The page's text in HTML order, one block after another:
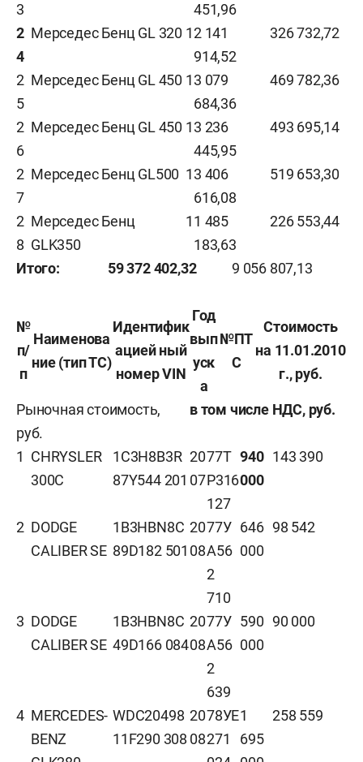
3
451,96
2
4
Мерседес Бенц GL 320 12 141
914,52
326 732,72
2
5
Мерседес Бенц GL 450 13 079
684,36
469 782,36
2
6
Мерседес Бенц GL 450 13 236
445,95
493 695,14
2
7
Мерседес Бенц GL500 13 406
616,08
519 653,30
2
8
Мерседес Бенц
GLK350
11 485
183,63
226 553,44
Итого: 59 372 402,32 9 056 807,13
№
п/
п
Наименова
ние (тип ТС)
Идентифик
ацией ный
номер VIN
Год
вып
уск
а
№ПТ
С
Стоимость
на 11.01.2010
г., руб.
Рыночная стоимость,
руб.
в том числе НДС, руб.
1 CHRYSLER
300С
1C3H8B3R
87Y544 201
20
07
77Т
Р316
127
940
000
143 390
2 DODGE
CALIBER SE
1B3HBN8C
89D182 501
20
08
77У
А56
2
710
646
000
98 542
3 DODGE
CALIBER SE
1B3HBN8C
49D166 084
20
08
77У
А56
2
639
590
000
90 000
4 MERCEDES-
BENZ
WDC20498
11F290 308
20
08
78УЕ
271
1
695
258 559